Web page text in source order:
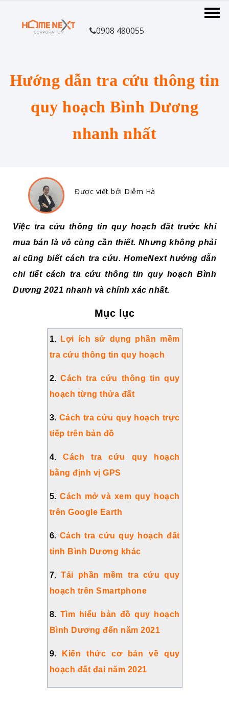
0908 480055
Hướng dẫn tra cứu thông tin
quy hoạch Bình Dương
nhanh nhất
Được viết bởi Diễm Hà
Việc tra cứu thông tin quy hoạch đất trước khi
mua bán là vô cùng cần thiết. Nhưng không phải
ai cũng biết cách tra cứu. HomeNext hướng dẫn
chi tiết cách tra cứu thông tin quy hoạch Bình
Dương 2021 nhanh và chính xác nhất.
Mục lục
1.
Lợi ích sử dụng phần mềm
tra cứu thông tin quy hoạch
2.Cách tra cứu thông tin quy
hoạch từng thửa đất
3. Cách tra cứu quy hoạch trực
tiếp trên bản đồ
4.Cách tra cứu quy hoạch
bằng định vị GPS
5.Cách mở và xem quy hoạch
trên Google Earth
6. Cách tra cứu quy hoạch đất
tỉnh Bình Dương khác
7.Tải phần mềm tra cứu quy
hoạch trên Smartphone
8. Tìm hiểu bản đồ quy hoạch
Bình Dương đến năm 2021
9.
Kiến thức cơ bản về quy
hoạch đất đai năm 2021